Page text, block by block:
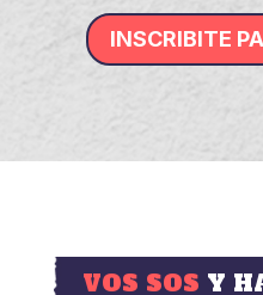
INSCRIBITE
VOS SOS Y